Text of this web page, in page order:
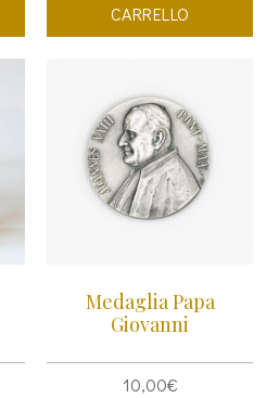
CARRELLO
Medaglia Papa
Giovanni
10,00€